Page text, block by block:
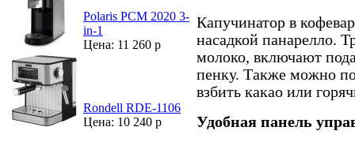
Polaris PCM 2020 3-
in-1
Цена: 11 260 р
Rondell RDE-1106
Цена: 10 240 р
Капучинатор в
насадкой панарелло.
молоко, включают
пенку. Также можно
взбить какао или
Удобная панель